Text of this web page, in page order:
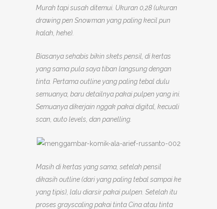
Murah tapi susah ditemui. Ukuran 0,28 (ukuran
drawing pen Snowman yang paling kecil pun
kalah, hehe).
Biasanya sehabis bikin skets pensil, di kertas
yang sama pula saya tiban langsung dengan
tinta. Pertama outline yang paling tebal dulu
semuanya, baru detailnya pakai pulpen yang ini.
Semuanya dikerjain nggak pakai digital, kecuali
scan, auto levels, dan panelling.
Masih di kertas yang sama, setelah pensil
dikasih outline (dari yang paling tebal sampai ke
yang tipis), lalu diarsir pakai pulpen. Setelah itu
proses grayscaling pakai tinta Cina atau tinta